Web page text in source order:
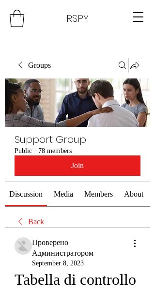
RSPY
Groups
Support Group
Public · 78 members
Join
Discussion Media Members About
Back
Проверено
Администратором
September 8, 2023
Tabella di controllo